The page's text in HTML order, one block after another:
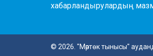
хабарландырулардың
© 2026. "Мәртөк тынысы"